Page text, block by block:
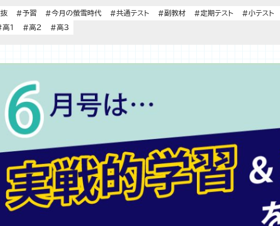
#予習 #今月の螢雪時代 #共通テスト #副教材 #定期テスト #小テスト
1 #高2 #高3